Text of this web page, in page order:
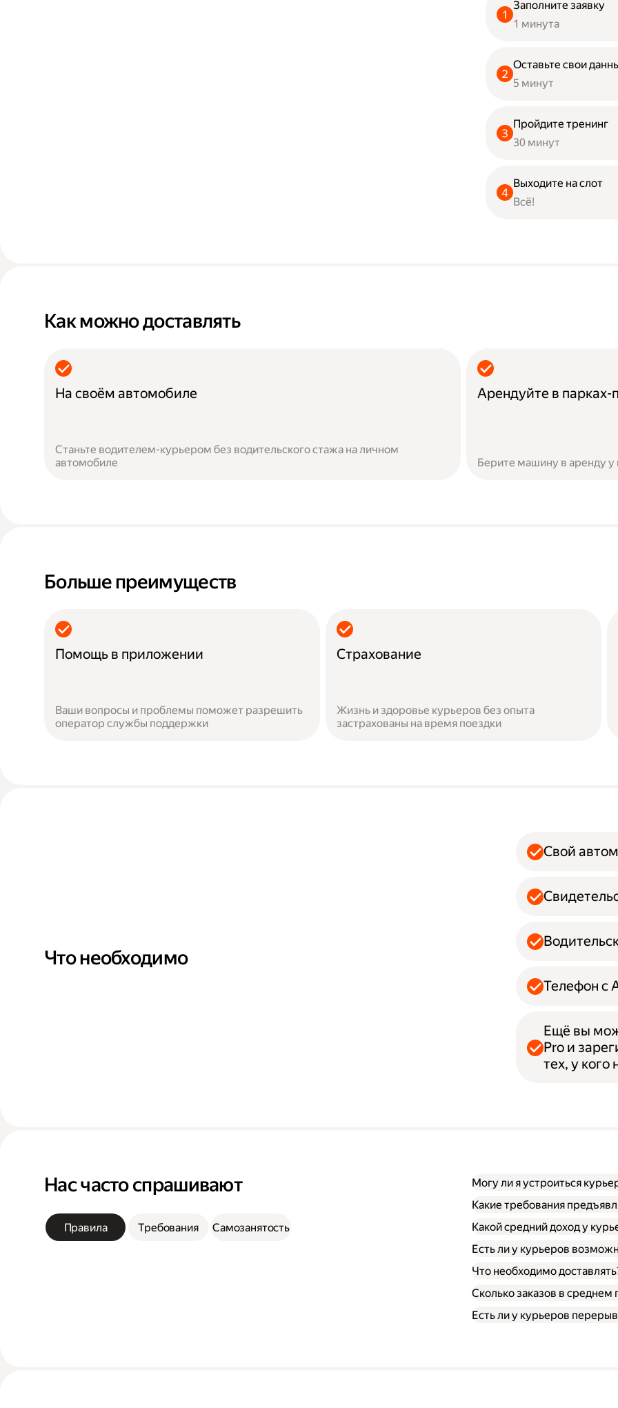
Заполните заявку
1 минута
Оставьте свои
5 минут
Пройдите тренинг
30 минут
Выходите на слот
Всё!
Как можно доставлять
На своём автомобиле
Станьте водителем-курьером без водительского стажа на личном
автомобиле
Арендуйте в парках-
Берите машину в аренду у
Больше преимуществ
Помощь в приложении
Ваши вопросы и проблемы поможет разрешить
оператор службы поддержки
Страхование
Жизнь и здоровье курьеров без опыта
застрахованы на время поездки
Что необходимо
Свой
Телефон с
Ещё вы
Pro и
тех, у
Нас часто спрашивают
Правила Требования Самозанятость
Могу ли я устроиться
Какие требования
Какой средний доход у
Есть ли у курьеров
Что необходимо
Сколько заказов в среднем
Есть ли у курьеров